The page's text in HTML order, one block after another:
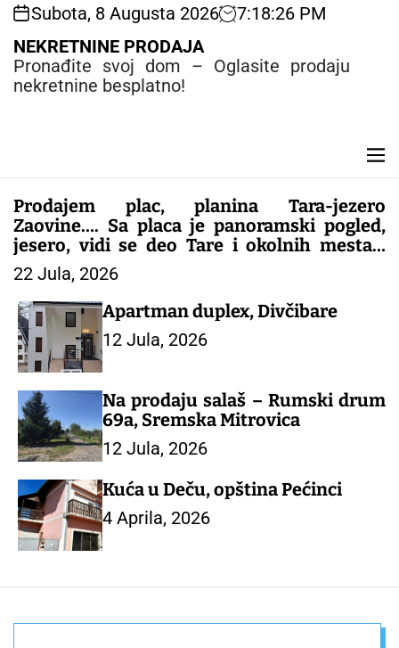
Subota, 8 Augusta 2026 7:18:27 PM
NEKRETNINE PRODAJA
Pronađite svoj dom – Oglasite prodaju
nekretnine besplatno!
M
e
n
u
Prodajem plac, planina Tara-jezero
Zaovine…. Sa placa je panoramski pogled,
jesero, vidi se deo Tare i okolnih mesta…
Plac je gradjevinsko zemljište, papiri sve
1/1..kontakt 0616062909 Slike i još opisa
Viber
22 Jula, 2026
Apartman duplex, Divčibare
12 Jula, 2026
Na prodaju salaš – Rumski drum
69a, Sremska Mitrovica
12 Jula, 2026
Kuća u Deču, opština Pećinci
4 Aprila, 2026